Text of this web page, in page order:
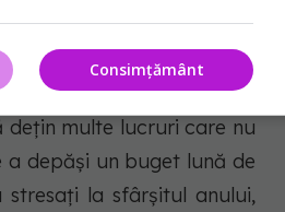
Cumpără o geantă nouă
dețin multe lucruri care nu
a depăși un buget lună de
la sfârșitul anului,
Consimțământ